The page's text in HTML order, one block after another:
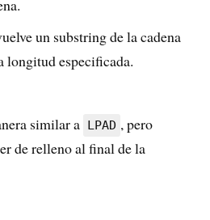
un substring de la cadena
longitud especificada.
similar a LPAD , pero
de relleno al final de la